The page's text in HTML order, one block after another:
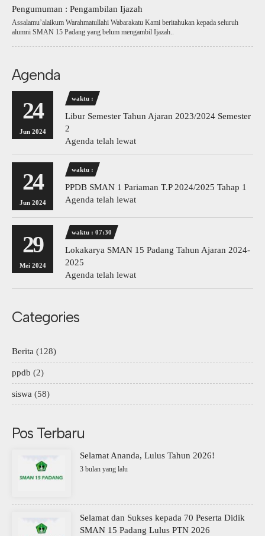
Pengumuman : Pengambilan Ijazah
Assalamu’alaikum Warahmatullahi Wabarakatu Kami beritahukan kepada seluruh
alumni SMAN 15 Padang yang belum mengambil Ijazah..
Agenda
24
Jun 2024
waktu :
Libur Semester Tahun Ajaran 2023/2024 Semester
2
Agenda telah lewat
24
Jun 2024
waktu :
PPDB SMAN 1 Pariaman T.P 2024/2025 Tahap 1
Agenda telah lewat
29
Mei 2024
waktu : 07:30
Lokakarya SMAN 15 Padang Tahun Ajaran 2024-
2025
Agenda telah lewat
Categories
Berita (128)
ppdb (2)
siswa (58)
Pos Terbaru
Selamat Ananda, Lulus Tahun 2026!
3 bulan yang lalu
Selamat dan Sukses kepada 70 Peserta Didik
SMAN 15 Padang Lulus PTN 2026